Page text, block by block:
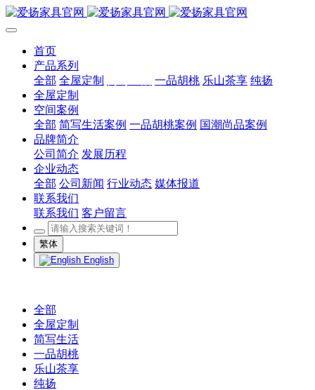
首页
产品系列
全部 全屋定制 一品胡桃 乐山茶享 纯扬
全屋定制
空间案例
全部 简写生活案例 一品胡桃案例 国潮尚品案例
品牌简介
公司简介 发展历程
企业动态
全部 公司新闻 行业动态 媒体报道
联系我们
联系我们 客户留言
繁体
English
全部
全屋定制
简写生活
一品胡桃
乐山茶享
纯扬